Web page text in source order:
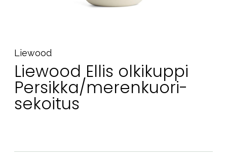
Liewood
Liewood Ellis olkikuppi
Persikka/merenkuori-
sekoitus
Aurinko ja uinti
Ota meihin yhteyttä osoitteessa
Myymälämme